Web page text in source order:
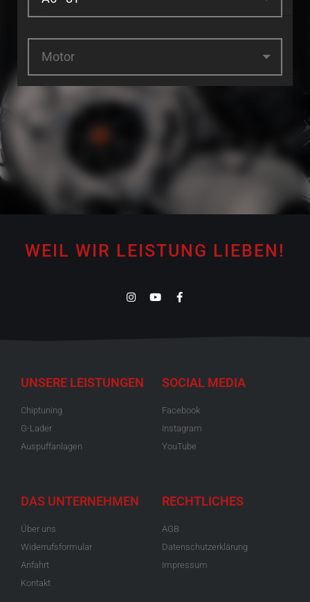
Motor
WEIL WIR LEISTUNG LIEBEN!
UNSERE LEISTUNGEN
Chiptuning
G-Lader
Auspuffanlagen
SOCIAL MEDIA
Facebook
Instagram
YouTube
DAS UNTERNEHMEN
Über uns
Widerrufsformular
Anfahrt
Kontakt
RECHTLICHES
AGB
Datenschutzerklärung
Impressum